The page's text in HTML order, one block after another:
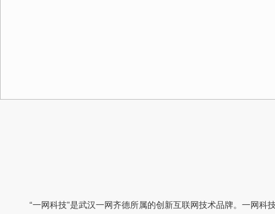
“一网科技”是武汉一网齐德所属的创新互联网技术品牌。一网科